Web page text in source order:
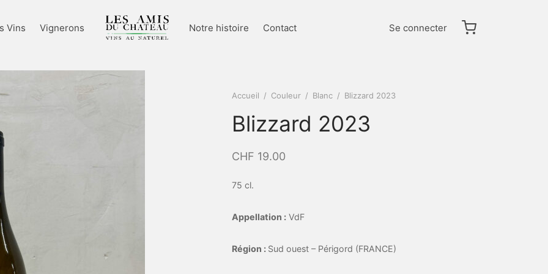
Vins Vignerons Notre histoire Contact Se connecter
Accueil / Couleur / Blanc / Blizzard 2023
Blizzard 2023
CHF 19.00
75 cl.
Appellation : VdF
Région : Sud ouest – Périgord (FRANCE)